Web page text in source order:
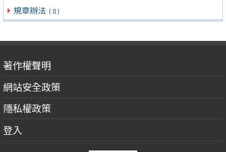
規章辦法 ( 8 )
著作權聲明
網站安全政策
隱私權政策
登入